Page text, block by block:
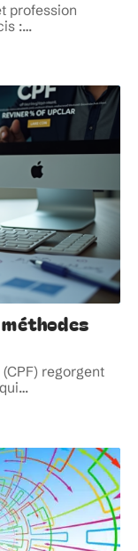
profession
:…
regorgent
…